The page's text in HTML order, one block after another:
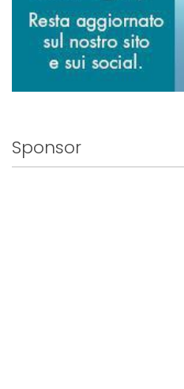
Sponsor